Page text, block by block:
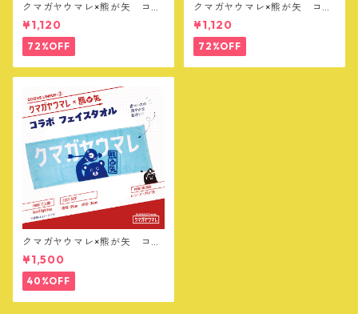
クマガヤウマレ×熊が矢 コラ
ボTシャツ【ライトブルー】
¥1,120
72%OFF
クマガヤウマレ×熊が矢 コラ
ボTシャツ【ホワイト】
¥1,120
72%OFF
クマガヤウマレ×熊が矢 コラ
ボ フェイスタオル
¥1,500
40%OFF